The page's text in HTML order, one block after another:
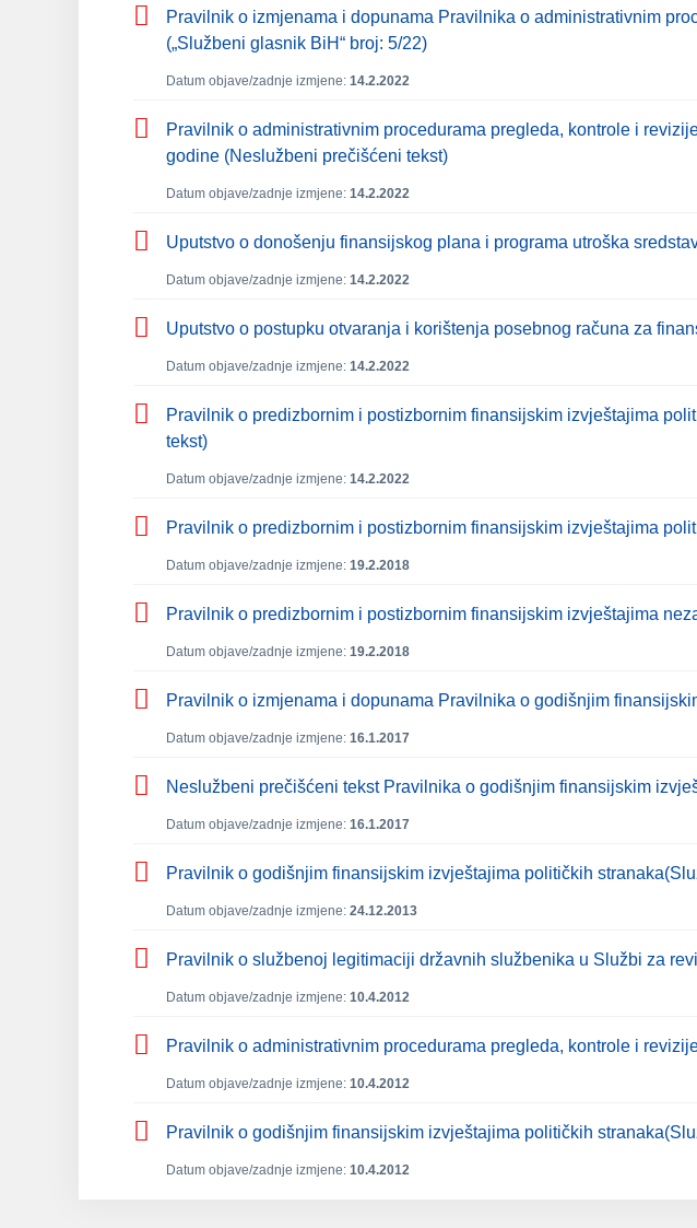
Pravilnik o izmjenama i dopunama Pravilnika o administrativnim
(„Službeni glasnik BiH“ broj: 5/22)
Datum objave/zadnje izmjene: 14.2.2022
Pravilnik o administrativnim procedurama pregleda, kontrole i
godine (Neslužbeni prečišćeni tekst)
Datum objave/zadnje izmjene: 14.2.2022
Uputstvo o donošenju finansijskog plana i programa utroška
Datum objave/zadnje izmjene: 14.2.2022
Uputstvo o postupku otvaranja i korištenja posebnog računa za
Datum objave/zadnje izmjene: 14.2.2022
Pravilnik o predizbornim i postizbornim finansijskim izvještajima
tekst)
Datum objave/zadnje izmjene: 14.2.2022
Pravilnik o predizbornim i postizbornim finansijskim izvještajima
Datum objave/zadnje izmjene: 19.2.2018
Pravilnik o predizbornim i postizbornim finansijskim izvještajima
Datum objave/zadnje izmjene: 19.2.2018
Pravilnik o izmjenama i dopunama Pravilnika o godišnjim
Datum objave/zadnje izmjene: 16.1.2017
Neslužbeni prečišćeni tekst Pravilnika o godišnjim finansijskim
Datum objave/zadnje izmjene: 16.1.2017
Pravilnik o godišnjim finansijskim izvještajima političkih
Datum objave/zadnje izmjene: 24.12.2013
Pravilnik o službenoj legitimaciji državnih službenika u Službi za
Datum objave/zadnje izmjene: 10.4.2012
Pravilnik o administrativnim procedurama pregleda, kontrole i
Datum objave/zadnje izmjene: 10.4.2012
Pravilnik o godišnjim finansijskim izvještajima političkih
Datum objave/zadnje izmjene: 10.4.2012